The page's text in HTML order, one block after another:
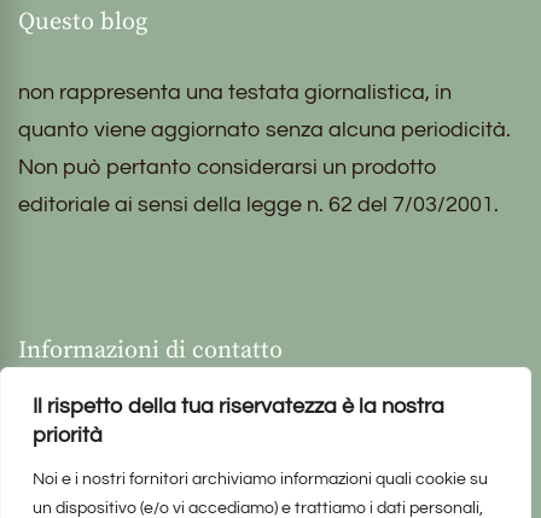
Il rispetto della tua riservatezza è la nostra
priorità
Noi e i nostri fornitori archiviamo informazioni quali cookie su
un dispositivo (e/o vi accediamo) e trattiamo i dati personali,
Questo blog
non rappresenta una testata giornalistica, in
quanto viene aggiornato senza alcuna periodicità.
Non può pertanto considerarsi un prodotto
editoriale ai sensi della legge n. 62 del 7/03/2001.
Informazioni di contatto